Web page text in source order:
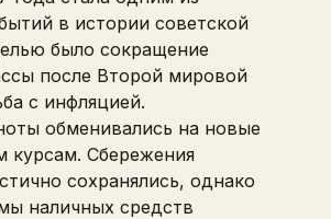
в истории советской
было сокращение
после Второй мировой
с инфляцией.
обменивались на новые
курсам. Сбережения
сохранялись, однако
наличных средств